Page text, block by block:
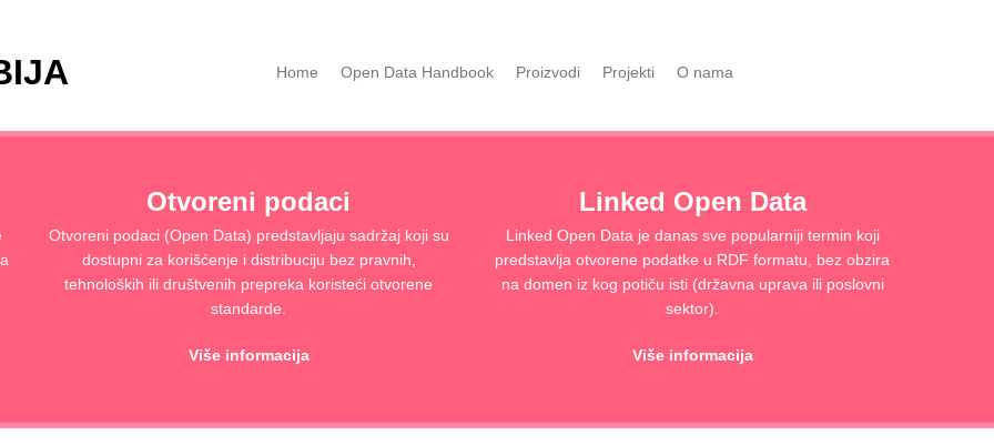
Home Open Data Handbook Proizvodi Projekti O nama
Otvoreni podaci
Otvoreni podaci (Open Data) predstavljaju sadržaj koji su
dostupni za korišćenje i distribuciju bez pravnih,
tehnoloških ili društvenih prepreka koristeći otvorene
standarde.
Više informacija
Linked Open Data
Linked Open Data je danas sve popularniji termin koji
predstavlja otvorene podatke u RDF formatu, bez obzira
na domen iz kog potiču isti (državna uprava ili poslovni
sektor).
Više informacija